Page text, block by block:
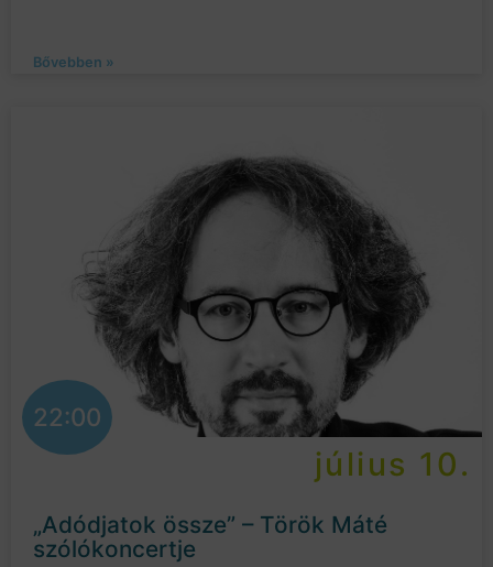
Bővebben »
22:00
július 10.
„Adódjatok össze” – Török Máté
szólókoncertje